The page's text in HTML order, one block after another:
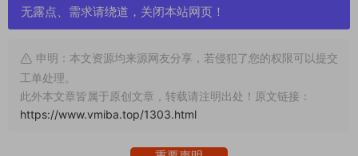
无露点、需求请绕道，关闭本站网页！
申明：本文资源均来源网友分享，若侵犯了您的权限可以提交
工单处理。
此外本文章皆属于原创文章，转载请注明出处！原文链接：
https://www.vmiba.top/1303.html